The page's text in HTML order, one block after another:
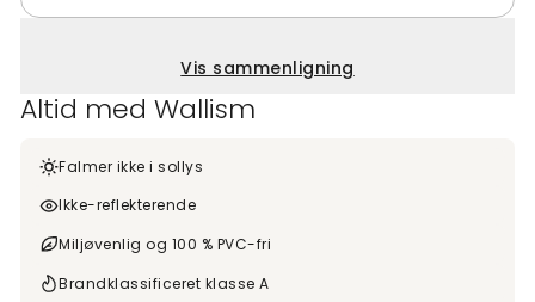
Vis sammenligning
Altid med Wallism
Falmer ikke i sollys
Ikke-reflekterende
Miljøvenlig og 100 % PVC-fri
Brandklassificeret klasse A